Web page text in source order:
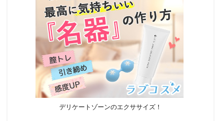
デリケートゾーンのエクササイズ！